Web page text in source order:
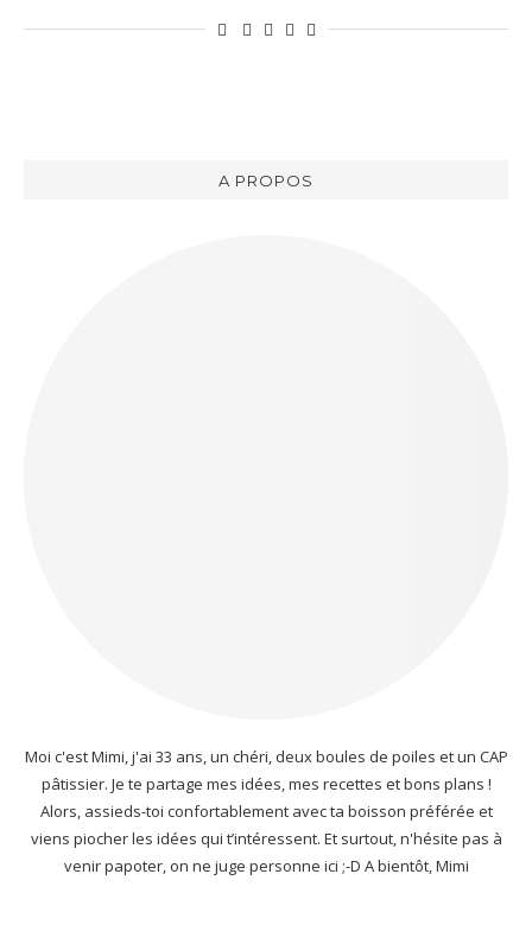
A PROPOS
Moi c'est Mimi, j'ai 33 ans, un chéri, deux boules de poiles et un CAP
pâtissier. Je te partage mes idées, mes recettes et bons plans !
Alors, assieds-toi confortablement avec ta boisson préférée et
viens piocher les idées qui t’intéressent. Et surtout, n'hésite pas à
venir papoter, on ne juge personne ici ;-D A bientôt, Mimi